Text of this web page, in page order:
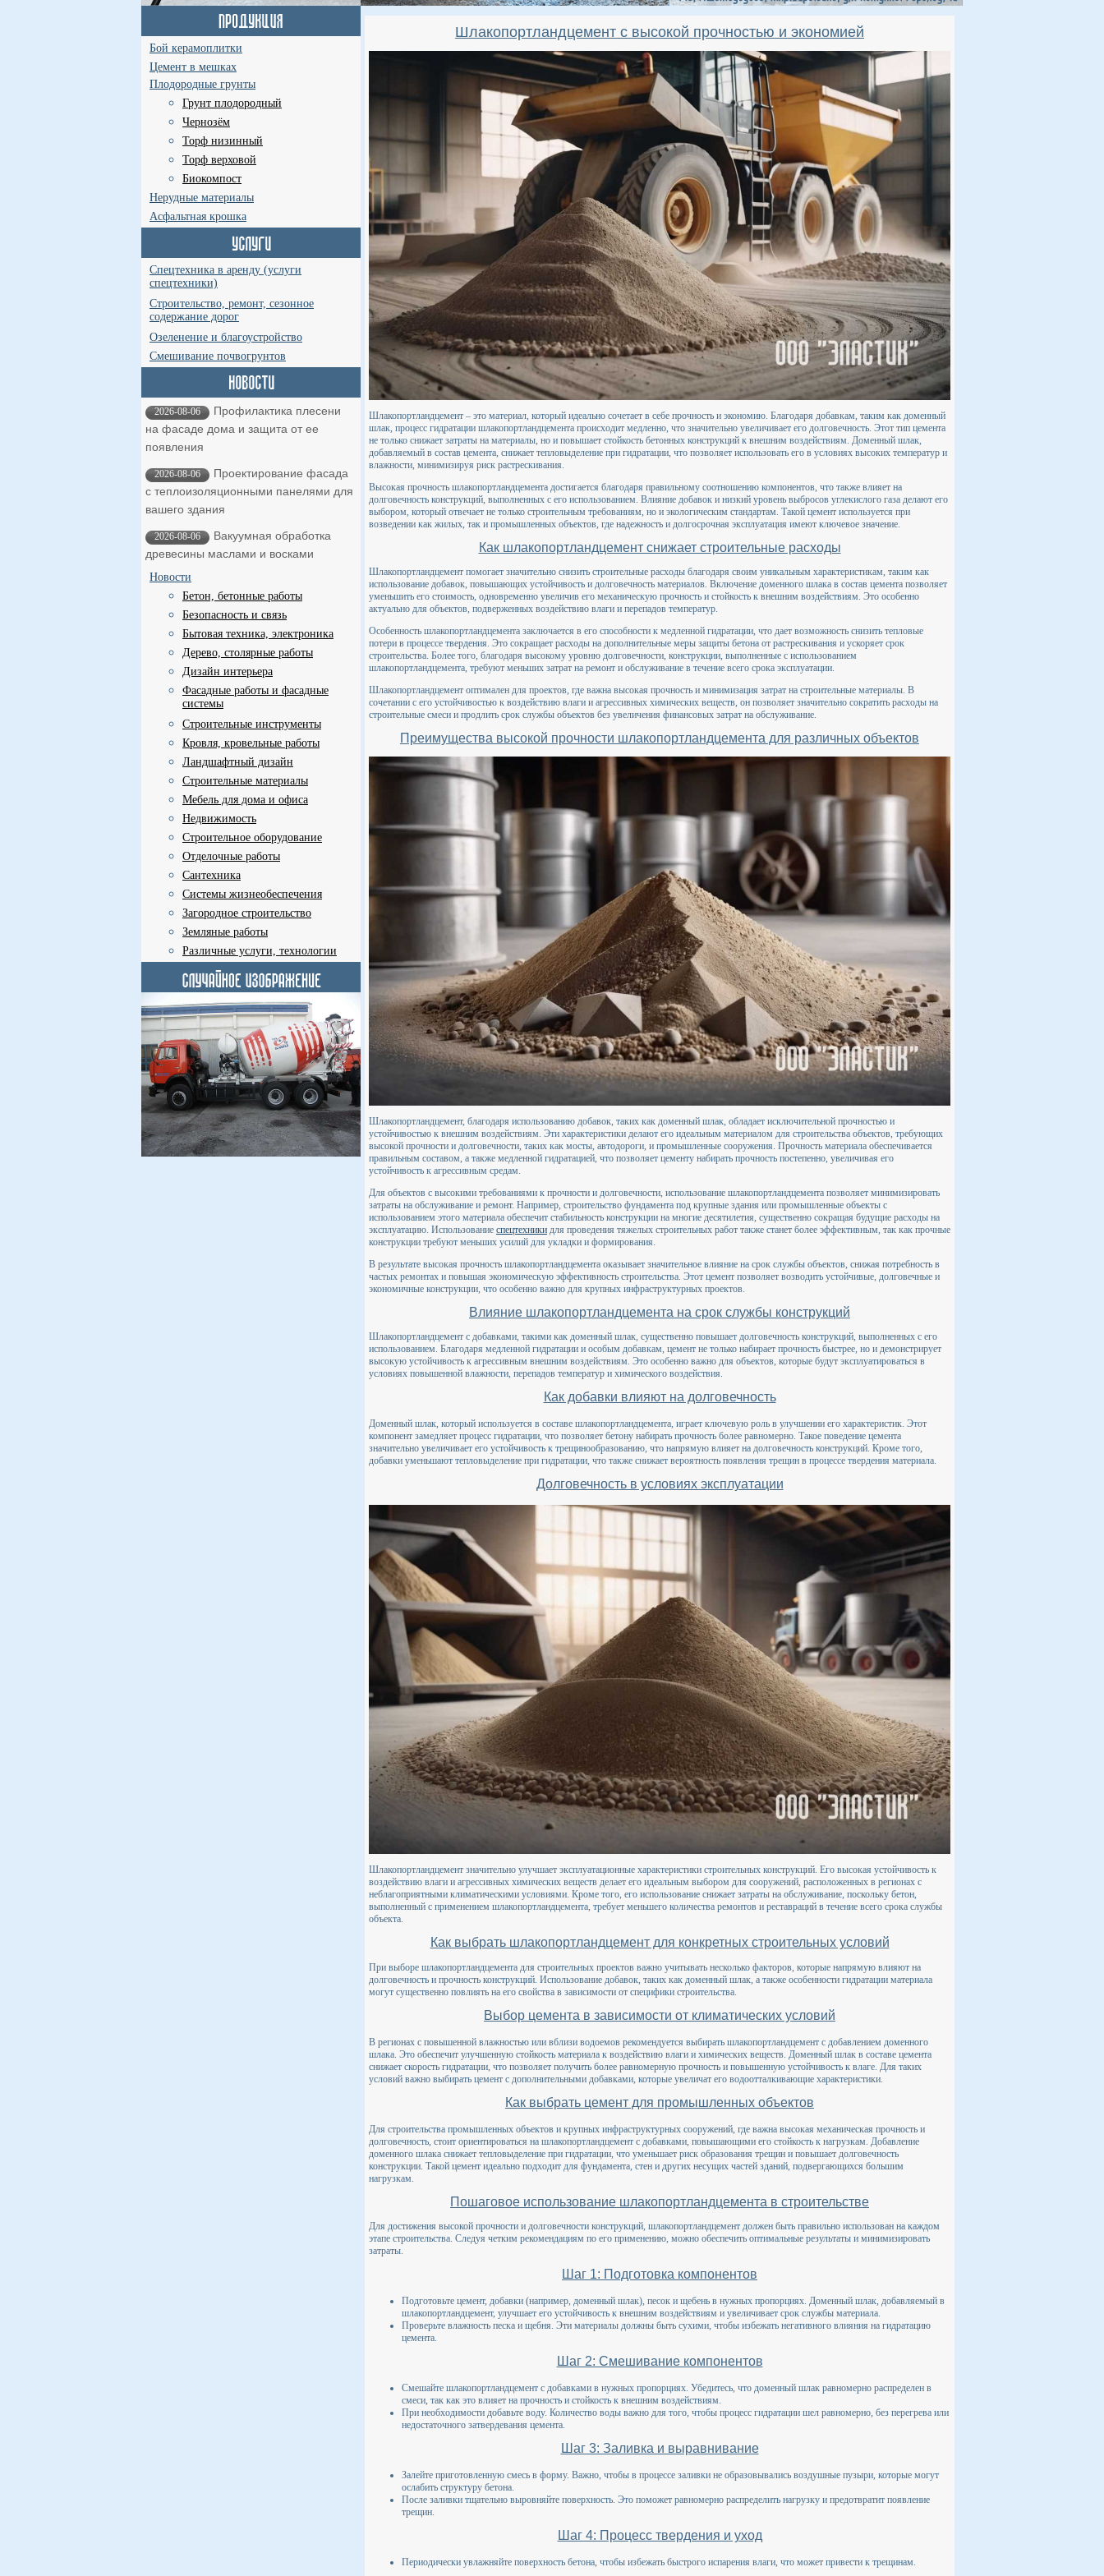
Бой керамоплитки
Цемент в мешках
Плодородные грунты
Грунт плодородный
Чернозём
Торф низинный
Торф верховой
Биокомпост
Нерудные материалы
Асфальтная крошка
Спецтехника в аренду (услуги
спецтехники)
Строительство, ремонт, сезонное
содержание дорог
Озеленение и благоустройство
Смешивание почвогрунтов
2026-08-06
Профилактика плесени
на фасаде дома и защита от ее
появления
2026-08-06
Проектирование фасада
с теплоизоляционными панелями для
вашего здания
2026-08-06
Вакуумная обработка
древесины маслами и восками
Новости
Бетон, бетонные работы
Безопасность и связь
Бытовая техника, электроника
Дерево, столярные работы
Дизайн интерьера
Фасадные работы и фасадные
системы
Строительные инструменты
Кровля, кровельные работы
Ландшафтный дизайн
Строительные материалы
Мебель для дома и офиса
Недвижимость
Строительное оборудование
Отделочные работы
Сантехника
Системы жизнеобеспечения
Загородное строительство
Земляные работы
Различные услуги, технологии
Шлакопортландцемент с высокой прочностью и экономией
Шлакопортландцемент – это материал, который идеально сочетает в себе прочность и экономию. Благодаря добавкам, таким как доменный
шлак, процесс гидратации шлакопортландцемента происходит медленно, что значительно увеличивает его долговечность. Этот тип цемента
не только снижает затраты на материалы, но и повышает стойкость бетонных конструкций к внешним воздействиям. Доменный шлак,
добавляемый в состав цемента, снижает тепловыделение при гидратации, что позволяет использовать его в условиях высоких температур и
влажности, минимизируя риск растрескивания.
Высокая прочность шлакопортландцемента достигается благодаря правильному соотношению компонентов, что также влияет на
долговечность конструкций, выполненных с его использованием. Влияние добавок и низкий уровень выбросов углекислого газа делают его
выбором, который отвечает не только строительным требованиям, но и экологическим стандартам. Такой цемент используется при
возведении как жилых, так и промышленных объектов, где надежность и долгосрочная эксплуатация имеют ключевое значение.
Как шлакопортландцемент снижает строительные расходы
Шлакопортландцемент помогает значительно снизить строительные расходы благодаря своим уникальным характеристикам, таким как
использование добавок, повышающих устойчивость и долговечность материалов. Включение доменного шлака в состав цемента позволяет
уменьшить его стоимость, одновременно увеличив его механическую прочность и стойкость к внешним воздействиям. Это особенно
актуально для объектов, подверженных воздействию влаги и перепадов температур.
Особенность шлакопортландцемента заключается в его способности к медленной гидратации, что дает возможность снизить тепловые
потери в процессе твердения. Это сокращает расходы на дополнительные меры защиты бетона от растрескивания и ускоряет срок
строительства. Более того, благодаря высокому уровню долговечности, конструкции, выполненные с использованием
шлакопортландцемента, требуют меньших затрат на ремонт и обслуживание в течение всего срока эксплуатации.
Шлакопортландцемент оптимален для проектов, где важна высокая прочность и минимизация затрат на строительные материалы. В
сочетании с его устойчивостью к воздействию влаги и агрессивных химических веществ, он позволяет значительно сократить расходы на
строительные смеси и продлить срок службы объектов без увеличения финансовых затрат на обслуживание.
Преимущества высокой прочности шлакопортландцемента для различных объектов
Шлакопортландцемент, благодаря использованию добавок, таких как доменный шлак, обладает исключительной прочностью и
устойчивостью к внешним воздействиям. Эти характеристики делают его идеальным материалом для строительства объектов, требующих
высокой прочности и долговечности, таких как мосты, автодороги, и промышленные сооружения. Прочность материала обеспечивается
правильным составом, а также медленной гидратацией, что позволяет цементу набирать прочность постепенно, увеличивая его
устойчивость к агрессивным средам.
Для объектов с высокими требованиями к прочности и долговечности, использование шлакопортландцемента позволяет минимизировать
затраты на обслуживание и ремонт. Например, строительство фундамента под крупные здания или промышленные объекты с
использованием этого материала обеспечит стабильность конструкции на многие десятилетия, существенно сокращая будущие расходы на
эксплуатацию. Использование спецтехники для проведения тяжелых строительных работ также станет более эффективным, так как прочные
конструкции требуют меньших усилий для укладки и формирования.
В результате высокая прочность шлакопортландцемента оказывает значительное влияние на срок службы объектов, снижая потребность в
частых ремонтах и повышая экономическую эффективность строительства. Этот цемент позволяет возводить устойчивые, долговечные и
экономичные конструкции, что особенно важно для крупных инфраструктурных проектов.
Влияние шлакопортландцемента на срок службы конструкций
Шлакопортландцемент с добавками, такими как доменный шлак, существенно повышает долговечность конструкций, выполненных с его
использованием. Благодаря медленной гидратации и особым добавкам, цемент не только набирает прочность быстрее, но и демонстрирует
высокую устойчивость к агрессивным внешним воздействиям. Это особенно важно для объектов, которые будут эксплуатироваться в
условиях повышенной влажности, перепадов температур и химического воздействия.
Как добавки влияют на долговечность
Доменный шлак, который используется в составе шлакопортландцемента, играет ключевую роль в улучшении его характеристик. Этот
компонент замедляет процесс гидратации, что позволяет бетону набирать прочность более равномерно. Такое поведение цемента
значительно увеличивает его устойчивость к трещинообразованию, что напрямую влияет на долговечность конструкций. Кроме того,
добавки уменьшают тепловыделение при гидратации, что также снижает вероятность появления трещин в процессе твердения материала.
Долговечность в условиях эксплуатации
Шлакопортландцемент значительно улучшает эксплуатационные характеристики строительных конструкций. Его высокая устойчивость к
воздействию влаги и агрессивных химических веществ делает его идеальным выбором для сооружений, расположенных в регионах с
неблагоприятными климатическими условиями. Кроме того, его использование снижает затраты на обслуживание, поскольку бетон,
выполненный с применением шлакопортландцемента, требует меньшего количества ремонтов и реставраций в течение всего срока службы
объекта.
Как выбрать шлакопортландцемент для конкретных строительных условий
При выборе шлакопортландцемента для строительных проектов важно учитывать несколько факторов, которые напрямую влияют на
долговечность и прочность конструкций. Использование добавок, таких как доменный шлак, а также особенности гидратации материала
могут существенно повлиять на его свойства в зависимости от специфики строительства.
Выбор цемента в зависимости от климатических условий
В регионах с повышенной влажностью или вблизи водоемов рекомендуется выбирать шлакопортландцемент с добавлением доменного
шлака. Это обеспечит улучшенную стойкость материала к воздействию влаги и химических веществ. Доменный шлак в составе цемента
снижает скорость гидратации, что позволяет получить более равномерную прочность и повышенную устойчивость к влаге. Для таких
условий важно выбирать цемент с дополнительными добавками, которые увеличат его водоотталкивающие характеристики.
Как выбрать цемент для промышленных объектов
Для строительства промышленных объектов и крупных инфраструктурных сооружений, где важна высокая механическая прочность и
долговечность, стоит ориентироваться на шлакопортландцемент с добавками, повышающими его стойкость к нагрузкам. Добавление
доменного шлака снижает тепловыделение при гидратации, что уменьшает риск образования трещин и повышает долговечность
конструкции. Такой цемент идеально подходит для фундамента, стен и других несущих частей зданий, подвергающихся большим
нагрузкам.
Пошаговое использование шлакопортландцемента в строительстве
Для достижения высокой прочности и долговечности конструкций, шлакопортландцемент должен быть правильно использован на каждом
этапе строительства. Следуя четким рекомендациям по его применению, можно обеспечить оптимальные результаты и минимизировать
затраты.
Шаг 1: Подготовка компонентов
Подготовьте цемент, добавки (например, доменный шлак), песок и щебень в нужных пропорциях. Доменный шлак, добавляемый в
шлакопортландцемент, улучшает его устойчивость к внешним воздействиям и увеличивает срок службы материала.
Проверьте влажность песка и щебня. Эти материалы должны быть сухими, чтобы избежать негативного влияния на гидратацию
цемента.
Шаг 2: Смешивание компонентов
Смешайте шлакопортландцемент с добавками в нужных пропорциях. Убедитесь, что доменный шлак равномерно распределен в
смеси, так как это влияет на прочность и стойкость к внешним воздействиям.
При необходимости добавьте воду. Количество воды важно для того, чтобы процесс гидратации шел равномерно, без перегрева или
недостаточного затвердевания цемента.
Шаг 3: Заливка и выравнивание
Залейте приготовленную смесь в форму. Важно, чтобы в процессе заливки не образовывались воздушные пузыри, которые могут
ослабить структуру бетона.
После заливки тщательно выровняйте поверхность. Это поможет равномерно распределить нагрузку и предотвратит появление
трещин.
Шаг 4: Процесс твердения и уход
Периодически увлажняйте поверхность бетона, чтобы избежать быстрого испарения влаги, что может привести к трещинам.